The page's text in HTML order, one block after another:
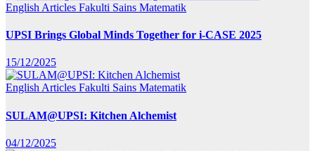
English Articles Fakulti Sains Matematik
UPSI Brings Global Minds Together for i-CASE 2025
15/12/2025
English Articles Fakulti Sains Matematik
SULAM@UPSI: Kitchen Alchemist
04/12/2025